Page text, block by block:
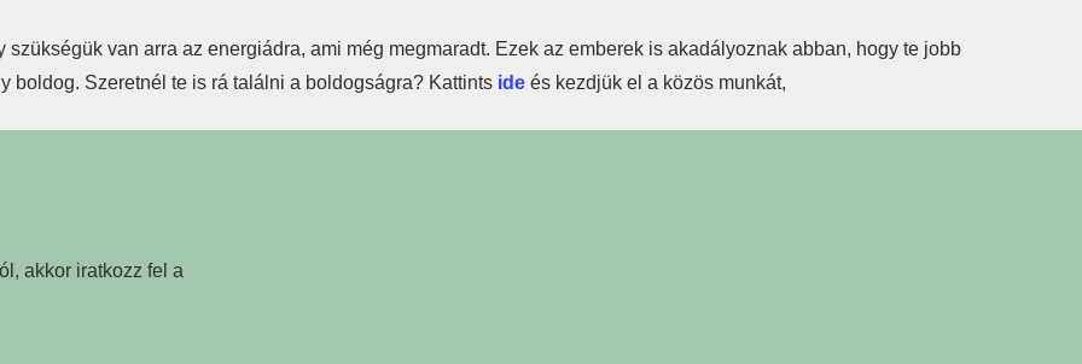
van arra az energiádra, ami még megmaradt. Ezek az emberek is akadályoznak abban, hogy te jobb
boldog. Szeretnél te is rá találni a boldogságra? Kattints ide és kezdjük el a közös munkát,
akkor iratkozz fel a